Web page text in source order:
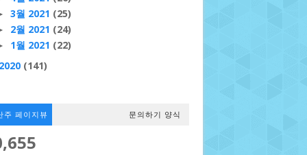
3월 2021 (25)
2월 2021 (24)
1월 2021 (22)
(141)
주 페이지뷰 문의하기 양식